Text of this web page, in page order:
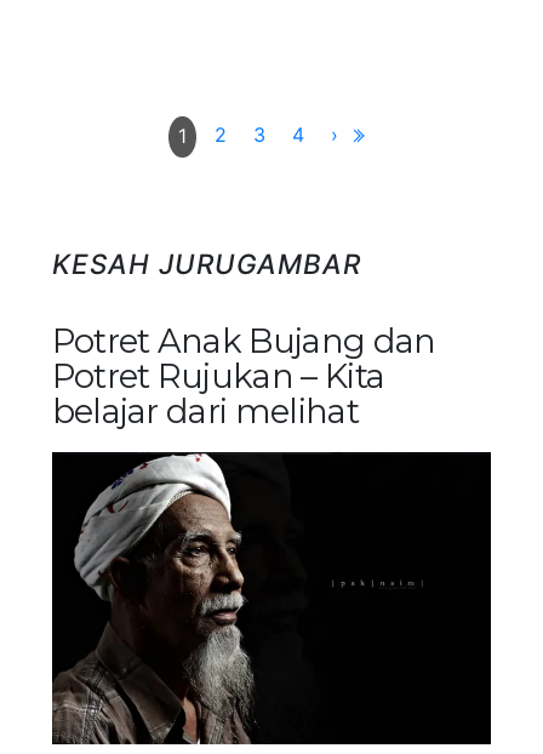
1 2 3 4 ›
KESAH JURUGAMBAR
Potret Anak Bujang dan
Potret Rujukan – Kita
belajar dari melihat